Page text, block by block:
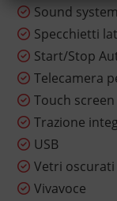
Sound system
Specchietti
Start/Stop
Telecamera
Touch screen
Trazione
USB
Vetri oscurati
Vivavoce